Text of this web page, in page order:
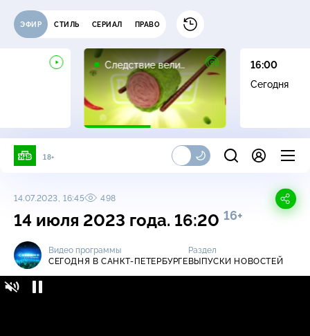
ЭФИР СТИЛЬ СЕРИАЛ ПРАВО
Следствие вели…
16:00
Сегодня
18+
14.07.2023, 16:45 498
14 июля 2023 года. 16:20 16+
Видео программы
СЕГОДНЯ В САНКТ-ПЕТЕРБУРГЕ
Раздел
ВЫПУСКИ НОВОСТЕЙ